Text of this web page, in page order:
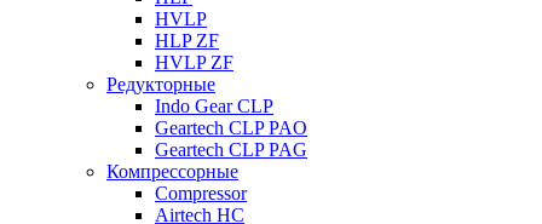
HVLP
HLP ZF
HVLP ZF
Редукторные
Indo Gear CLP
Geartech CLP PAO
Geartech CLP PAG
Компрессорные
Compressor
Airtech HC